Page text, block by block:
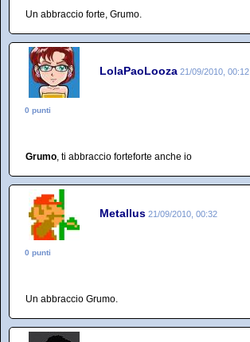
Un abbraccio forte, Grumo.
LolaPaoLooza 21/09/2010, 00:12
0 punti
Grumo, ti abbraccio forteforte anche io
Metallus 21/09/2010, 00:32
0 punti
Un abbraccio Grumo.